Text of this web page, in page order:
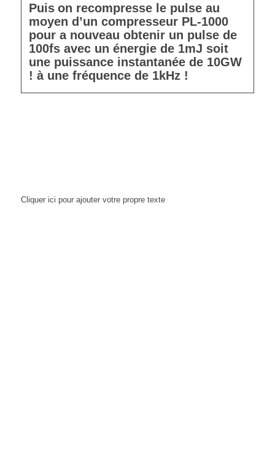
Puis on recompresse le pulse au
moyen d’un compresseur PL-1000
pour a nouveau obtenir un pulse de
100fs avec un énergie de 1mJ soit
une puissance instantanée de 10GW
! à une fréquence de 1kHz !
Cliquer ici pour ajouter votre propre texte